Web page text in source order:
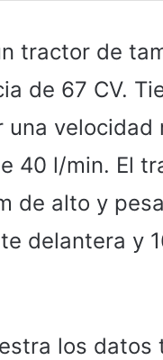
tractor de
de 67 CV.
velocidad
40 l/min. El
de alto y
delantera y
los datos